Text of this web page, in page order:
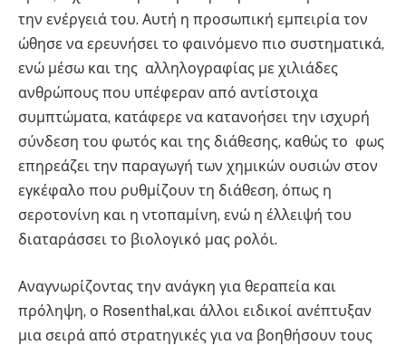
την ενέργειά του. Αυτή η προσωπική εμπειρία τον
ώθησε να ερευνήσει το φαινόμενο πιο συστηματικά,
ενώ μέσω και της αλληλογραφίας με χιλιάδες
ανθρώπους που υπέφεραν από αντίστοιχα
συμπτώματα, κατάφερε να κατανοήσει την ισχυρή
σύνδεση του φωτός και της διάθεσης, καθώς το φως
επηρεάζει την παραγωγή των χημικών ουσιών στον
εγκέφαλο που ρυθμίζουν τη διάθεση, όπως η
σεροτονίνη και η ντοπαμίνη, ενώ η έλλειψή του
διαταράσσει το βιολογικό μας ρολόι.
Αναγνωρίζοντας την ανάγκη για θεραπεία και
πρόληψη, ο Rosenthal,και άλλοι ειδικοί ανέπτυξαν
μια σειρά από στρατηγικές για να βοηθήσουν τους